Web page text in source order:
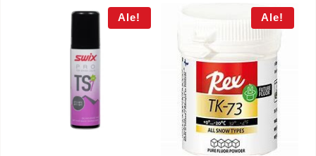
Ale! Ale!